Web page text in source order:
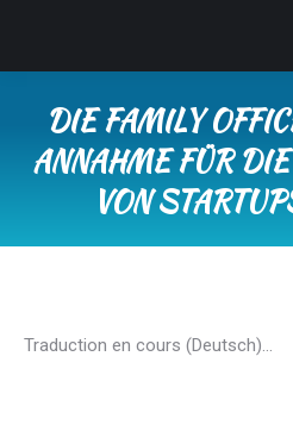
DIE FAMILY
ANNAHME FÜR
VON
Traduction en cours (Deutsch)…